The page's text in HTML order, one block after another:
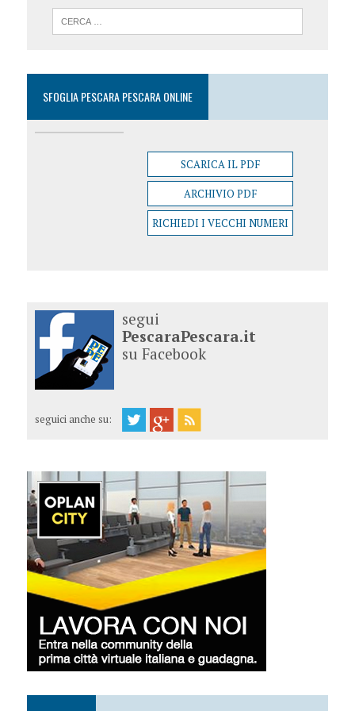
SFOGLIA PESCARA PESCARA ONLINE
SCARICA IL PDF
ARCHIVIO PDF
RICHIEDI I VECCHI NUMERI
segui
PescaraPescara.it
su Facebook
seguici anche su: